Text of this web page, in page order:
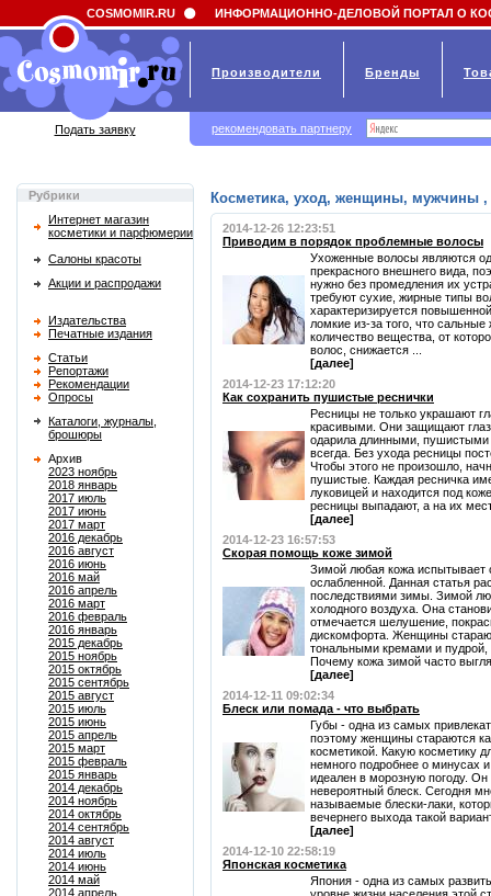
Field 'news_title' doesn't have a default value
Рубрики
Интернет магазин
косметики и парфюмерии
Салоны красоты
Акции и распродажи
Издательства
Печатные издания
Статьи
Репортажи
Рекомендации
Опросы
Каталоги, журналы,
брошюры
Архив
2023 ноябрь
2018 январь
2017 июль
2017 июнь
2017 март
2016 декабрь
2016 август
2016 июнь
2016 май
2016 апрель
2016 март
2016 февраль
2016 январь
2015 декабрь
2015 ноябрь
2015 октябрь
2015 сентябрь
2015 август
2015 июль
2015 июнь
2015 апрель
2015 март
2015 февраль
2015 январь
2014 декабрь
2014 ноябрь
2014 октябрь
2014 сентябрь
2014 август
2014 июль
2014 июнь
2014 май
2014 апрель
Косметика, уход, женщины, мужчины ,
2014-12-26 12:23:51
Приводим в порядок проблемные волосы
Ухоженные волосы являются
прекрасного внешнего вида,
нужно без промедления их
требуют сухие, жирные типы
характеризируется
ломкие из-за того, что
количество вещества, от
волос, снижается ...
[далее]
2014-12-23 17:12:20
Как сохранить пушистые реснички
Ресницы не только украшают
красивыми. Они защищают
одарила длинными, пушистыми
всегда. Без ухода ресницы
Чтобы этого не произошло,
пушистые. Каждая ресничка
луковицей и находится под
ресницы выпадают, а на их
[далее]
2014-12-23 16:57:53
Скорая помощь коже зимой
Зимой любая кожа испытывает
ослабленной. Данная статья
последствиями зимы. Зимой
холодного воздуха. Она
отмечается шелушение,
дискомфорта. Женщины
тональными кремами и пудрой,
Почему кожа зимой часто
[далее]
2014-12-11 09:02:34
Блеск или помада - что выбрать
Губы - одна из самых
поэтому женщины стараются
косметикой. Какую косметику
немного подробнее о минусах
идеален в морозную погоду.
невероятный блеск. Сегодня
называемые блески-лаки,
вечернего выхода такой
[далее]
2014-12-10 22:58:19
Японская косметика
Япония - одна из самых
COSMOMIR.RU ИНФОРМАЦИОННО-ДЕЛОВОЙ ПОРТАЛ О
Производители Бренды
Подать заявку рекомендовать партнеру